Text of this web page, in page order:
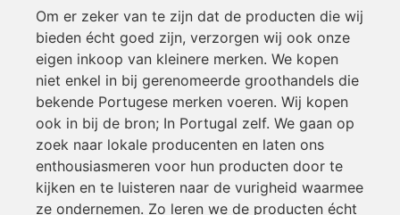
Om er zeker van te zijn dat de producten die wij
bieden écht goed zijn, verzorgen wij ook onze
eigen inkoop van kleinere merken. We kopen
niet enkel in bij gerenomeerde groothandels die
bekende Portugese merken voeren. Wij kopen
ook in bij de bron; In Portugal zelf. We gaan op
zoek naar lokale producenten en laten ons
enthousiasmeren voor hun producten door te
kijken en te luisteren naar de vurigheid waarmee
ze ondernemen. Zo leren we de producten écht